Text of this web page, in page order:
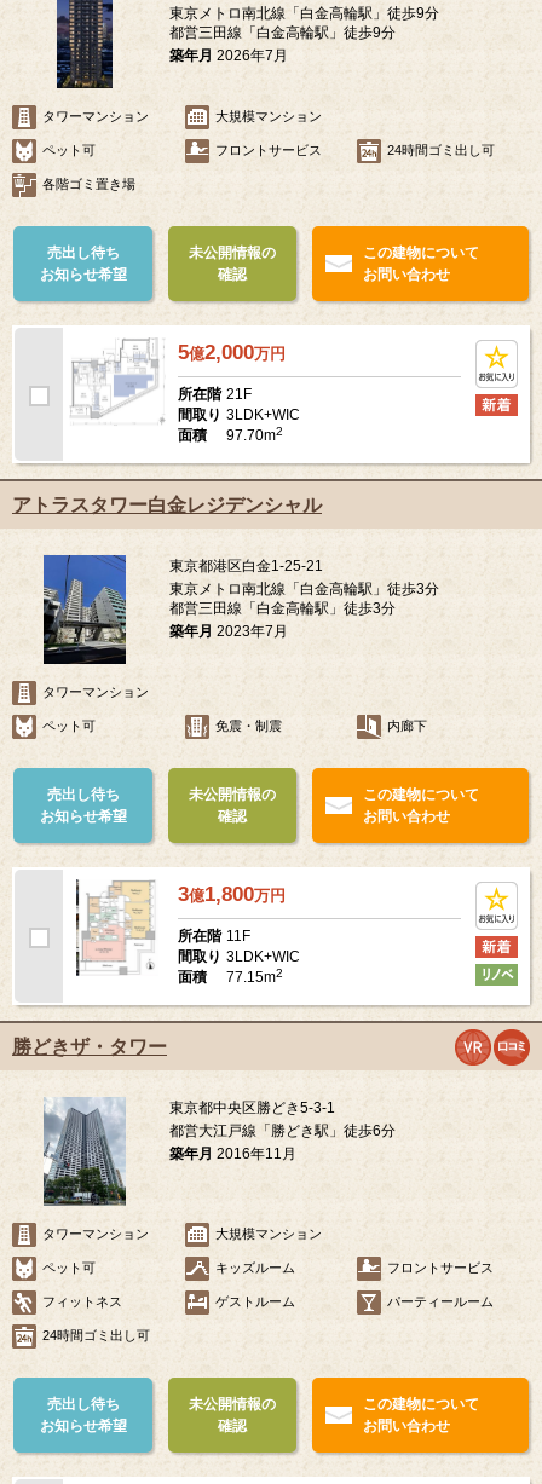
東京メトロ南北線「白金高輪駅」徒歩9分
都営三田線「白金高輪駅」徒歩9分
築年月 2026年7月
タワーマンション 大規模マンション
ペット可 フロントサービス 24時間ゴミ出し可
各階ゴミ置き場
売出し待ち
お知らせ希望
未公開情報の
確認
この建物について
お問い合わせ
5億2,000万円
所在階 21F
間取り 3LDK+WIC
面積
97.70m2
アトラスタワー白金レジデンシャル
東京都港区白金1-25-21
東京メトロ南北線「白金高輪駅」徒歩3分
都営三田線「白金高輪駅」徒歩3分
築年月 2023年7月
タワーマンション
ペット可 免震・制震 内廊下
売出し待ち
お知らせ希望
未公開情報の
確認
この建物について
お問い合わせ
3億1,800万円
所在階 11F
間取り 3LDK+WIC
面積
77.15m2
勝どきザ・タワー
東京都中央区勝どき5-3-1
都営大江戸線「勝どき駅」徒歩6分
築年月 2016年11月
タワーマンション 大規模マンション
ペット可 キッズルーム フロントサービス
フィットネス ゲストルーム パーティールーム
24時間ゴミ出し可
売出し待ち
お知らせ希望
未公開情報の
確認
この建物について
お問い合わせ